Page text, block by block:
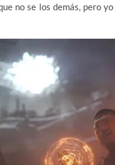
no se los demás, pero